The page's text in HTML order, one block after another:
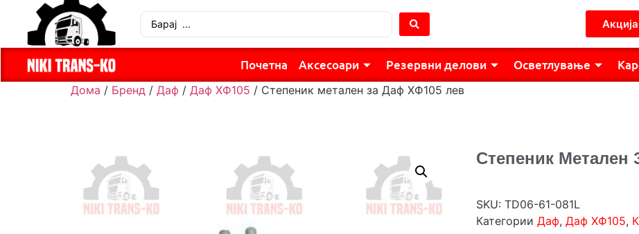
Акција
Почетна Аксесоари Резервни делови Осветлување
Дома / Бренд / Даф / Даф ХФ105 / Степеник метален за Даф ХФ105 лев
Степеник
SKU: TD06-61-081L
Категории Даф, Даф ХФ105,